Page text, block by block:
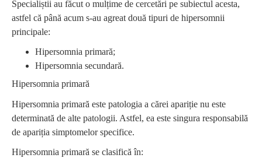
Specialiștii au făcut o mulțime de cercetări pe subiectul acesta,
astfel că până acum s-au agreat două tipuri de hipersomnii
principale:
Hipersomnia primară;
Hipersomnia secundară.
Hipersomnia primară
Hipersomnia primară este patologia a cărei apariție nu este
determinată de alte patologii. Astfel, ea este singura responsabilă
de apariția simptomelor specifice.
Hipersomnia primară se clasifică în: